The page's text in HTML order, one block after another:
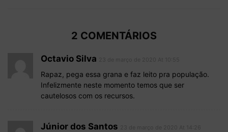
2 COMENTÁRIOS
Octavio Silva
Rapaz, pega essa grana e faz leito pra população.
Infelizmente neste momento temos que ser
cautelosos com os recursos.
Júnior dos Santos